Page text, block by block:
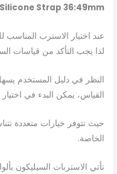
Strap 36:49mm
عند اختيار الاسترب المناسب
لذا يجب التأكد من قياسات
النظر في دليل المستخدم
القياس، يمكن البدء في اختيار
حيث تتوفر خيارات متعددة
الخاصة.
تأتي الاستربات السيليكون